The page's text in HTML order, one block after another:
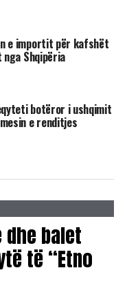
Hollywood-it për
Monumentet
e importit për kafshët
nga Shqipëria
botëror i ushqimit
e renditjes
balet
të “Etno